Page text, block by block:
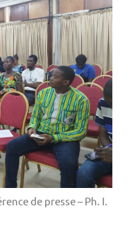
de presse – Ph. I.